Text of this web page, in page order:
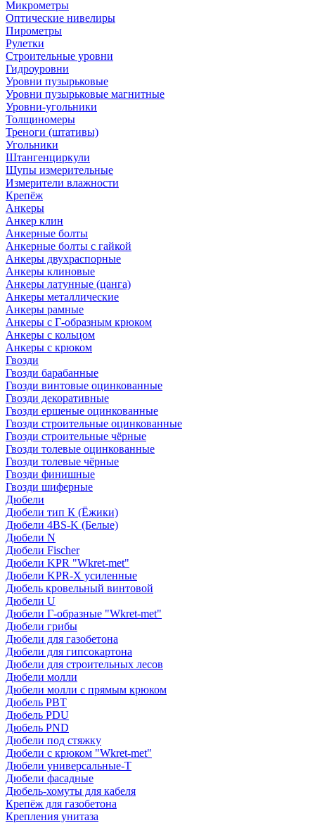
Микрометры
Оптические нивелиры
Пирометры
Рулетки
Строительные уровни
Гидроуровни
Уровни пузырьковые
Уровни пузырьковые магнитные
Уровни-угольники
Толщиномеры
Треноги (штативы)
Угольники
Штангенциркули
Щупы измерительные
Измерители влажности
Крепёж
Анкеры
Анкер клин
Анкерные болты
Анкерные болты с гайкой
Анкеры двухраспорные
Анкеры клиновые
Анкеры латунные (цанга)
Анкеры металлические
Анкеры рамные
Анкеры с Г-образным крюком
Анкеры с кольцом
Анкеры с крюком
Гвозди
Гвозди барабанные
Гвозди винтовые оцинкованные
Гвозди декоративные
Гвозди ершеные оцинкованные
Гвозди строительные оцинкованные
Гвозди строительные чёрные
Гвозди толевые оцинкованные
Гвозди толевые чёрные
Гвозди финишные
Гвозди шиферные
Дюбели
Дюбели тип К (Ёжики)
Дюбели 4BS-K (Белые)
Дюбели N
Дюбели Fischer
Дюбели KPR "Wkret-met"
Дюбели KPR-Х усиленные
Дюбель кровельный винтовой
Дюбели U
Дюбели Г-образные "Wkret-met"
Дюбели грибы
Дюбели для газобетона
Дюбели для гипсокартона
Дюбели для строительных лесов
Дюбели молли
Дюбели молли с прямым крюком
Дюбель PBT
Дюбель PDU
Дюбель PND
Дюбели под стяжку
Дюбели с крюком "Wkret-met"
Дюбели универсальные-Т
Дюбели фасадные
Дюбель-хомуты для кабеля
Крепёж для газобетона
Крепления унитаза